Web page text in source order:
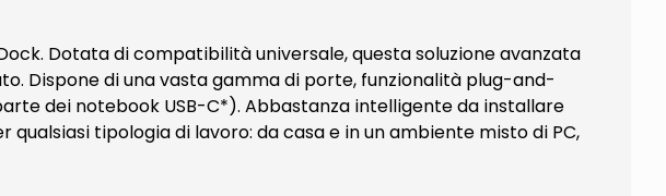
Dock. Dotata di compatibilità universale, questa soluzione avanzata
Dispone di una vasta gamma di porte, funzionalità plug-and-
dei notebook USB-C*). Abbastanza intelligente da installare
tipologia di lavoro: da casa e in un ambiente misto di PC,